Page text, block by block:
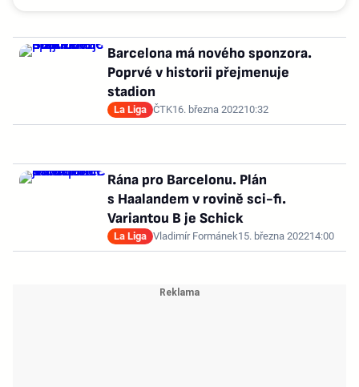
Barcelona má nového sponzora.
Poprvé v historii přejmenuje
stadion
La Liga ČTK16. března 202210:32
Rána pro Barcelonu. Plán
s Haalandem v rovině sci-fi.
Variantou B je Schick
La Liga Vladimír Formánek15. března 202214:00